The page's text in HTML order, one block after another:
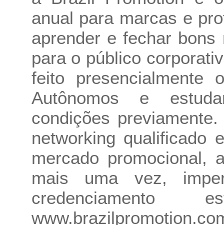
anual para marcas e
aprender e fechar
para o público
feito
Autônomos e
condições
networking qualificado
mercado promocional,
mais uma vez,
credenciamento